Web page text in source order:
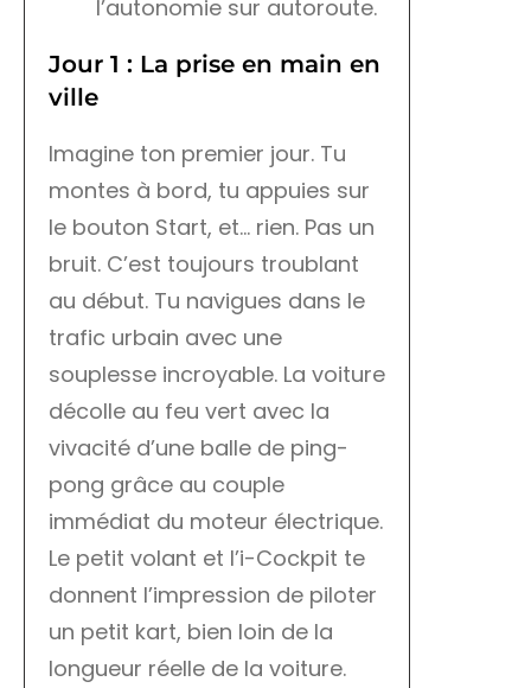
l’autonomie sur autoroute.
Jour 1 : La prise en main en
ville
Imagine ton premier jour. Tu
montes à bord, tu appuies sur
le bouton Start, et… rien. Pas un
bruit. C’est toujours troublant
au début. Tu navigues dans le
trafic urbain avec une
souplesse incroyable. La voiture
décolle au feu vert avec la
vivacité d’une balle de ping-
pong grâce au couple
immédiat du moteur électrique.
Le petit volant et l’i-Cockpit te
donnent l’impression de piloter
un petit kart, bien loin de la
longueur réelle de la voiture.